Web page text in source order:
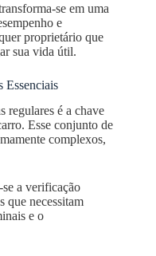
se em uma
e
proprietário que
sua vida útil.
Essenciais
regulares é a chave
Esse conjunto de
complexos,
se a verificação
que necessitam
e o